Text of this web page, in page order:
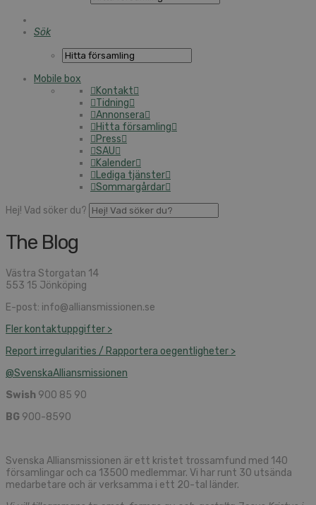
Sök
Mobile box
Kontakt
Tidning
Annonsera
Hitta församling
Press
SAU
Kalender
Lediga tjänster
Sommargårdar
Hej! Vad söker du?
The Blog
Västra Storgatan 14
553 15 Jönköping
E-post: info@alliansmissionen.se
Fler kontaktuppgifter >
Report irregularities / Rapportera oegentligheter >
@SvenskaAlliansmissionen
Swish 900 85 90
BG 900-8590
Svenska Alliansmissionen är ett kristet trossamfund med 140
församlingar och ca 13500 medlemmar. Vi har runt 30 utsända
medarbetare och är verksamma i ett 20-tal länder.